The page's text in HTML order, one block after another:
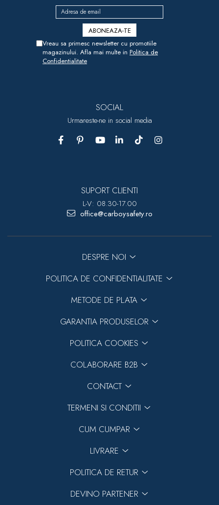
Vreau sa primesc newsletter cu promotiile
magazinului. Afla mai multe in Politica de
Confidentialitate
SOCIAL
Urmareste-ne in social media
SUPORT CLIENTI
L-V: 08.30-17.00
office@carboysafety.ro
DESPRE NOI
POLITICA DE CONFIDENTIALITATE
METODE DE PLATA
GARANTIA PRODUSELOR
POLITICA COOKIES
COLABORARE B2B
CONTACT
TERMENI SI CONDITII
CUM CUMPAR
LIVRARE
POLITICA DE RETUR
DEVINO PARTENER